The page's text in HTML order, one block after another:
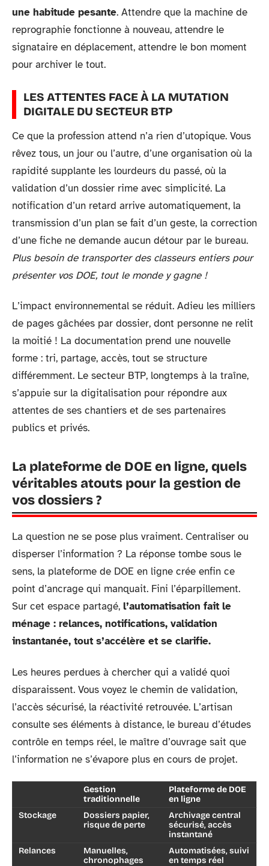
une habitude pesante. Attendre que la machine de
reprographie fonctionne à nouveau, attendre le
signataire en déplacement, attendre le bon moment
pour archiver le tout.
LES ATTENTES FACE À LA MUTATION
DIGITALE DU SECTEUR BTP
Ce que la profession attend n’a rien d’utopique. Vous
rêvez tous, un jour ou l’autre, d’une organisation où la
rapidité supplante les lourdeurs du passé, où la
validation d’un dossier rime avec simplicité. La
notification d’un retard arrive automatiquement, la
transmission d’un plan se fait d’un geste, la correction
d’une fiche ne demande aucun détour par le bureau.
Plus besoin de transporter des classeurs entiers pour
présenter vos DOE, tout le monde y gagne !
L’impact environnemental se réduit. Adieu les milliers
de pages gâchées par dossier, dont personne ne relit
la moitié ! La documentation prend une nouvelle
forme : tri, partage, accès, tout se structure
différemment. Le secteur BTP, longtemps à la traîne,
s’appuie sur la digitalisation pour répondre aux
attentes de ses chantiers et de ses partenaires
publics et privés.
La plateforme de DOE en ligne, quels
véritables atouts pour la gestion de
vos dossiers ?
La question ne se pose plus vraiment. Centraliser ou
disperser l’information ? La réponse tombe sous le
sens, la plateforme de DOE en ligne crée enfin ce
point d’ancrage qui manquait. Fini l’éparpillement.
Sur cet espace partagé, l’automatisation fait le
ménage : relances, notifications, validation
instantanée, tout s’accélère et se clarifie.
Les heures perdues à chercher qui a validé quoi
disparaissent. Vous voyez le chemin de validation,
l’accès sécurisé, la réactivité retrouvée. L’artisan
consulte ses éléments à distance, le bureau d’études
contrôle en temps réel, le maître d’ouvrage sait que
l’information ne s’évapore plus en cours de projet.
Gestion
traditionnelle
Plateforme de DOE
en ligne
Stockage
Dossiers papier,
risque de perte
Archivage central
sécurisé, accès
instantané
Relances
Manuelles,
chronophages
Automatisées, suivi
en temps réel